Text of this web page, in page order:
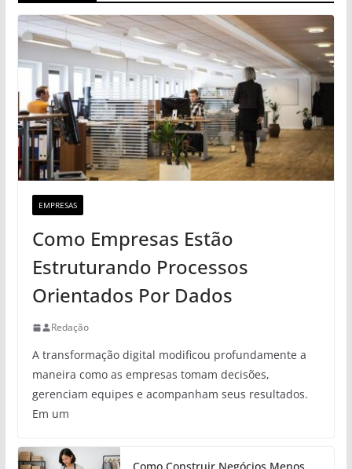
EMPRESAS
Como Empresas Estão
Estruturando Processos
Orientados Por Dados
Redação
A transformação digital modificou profundamente a
maneira como as empresas tomam decisões,
gerenciam equipes e acompanham seus resultados.
Em um